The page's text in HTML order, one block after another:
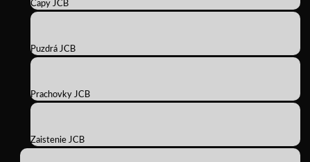
Čapy JCB
Puzdrá JCB
Prachovky JCB
Zaistenie JCB